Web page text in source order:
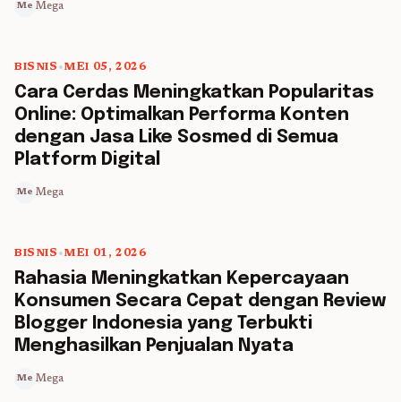
Me Mega
5 min read
BISNIS •MEI 05, 2026
Cara Cerdas Meningkatkan Popularitas
Online: Optimalkan Performa Konten
dengan Jasa Like Sosmed di Semua
Platform Digital
Me Mega
BISNIS •MEI 01, 2026
Rahasia Meningkatkan Kepercayaan
Konsumen Secara Cepat dengan Review
Blogger Indonesia yang Terbukti
Menghasilkan Penjualan Nyata
Me Mega